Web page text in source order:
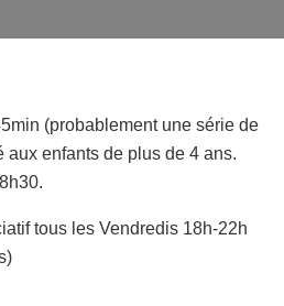
(probablement une série de
aux enfants de plus de 4 ans.
tous les Vendredis 18h-22h